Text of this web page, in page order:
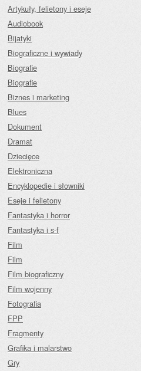
Artykuły, felietony i eseje
Audiobook
Bijatyki
Biograficzne i wywiady
Biografie
Biografie
Biznes i marketing
Blues
Dokument
Dramat
Dziecięce
Elektroniczna
Encyklopedie i słowniki
Eseje i felietony
Fantastyka i horror
Fantastyka i s-f
Film
Film
Film biograficzny
Film wojenny
Fotografia
FPP
Fragmenty
Grafika i malarstwo
Gry